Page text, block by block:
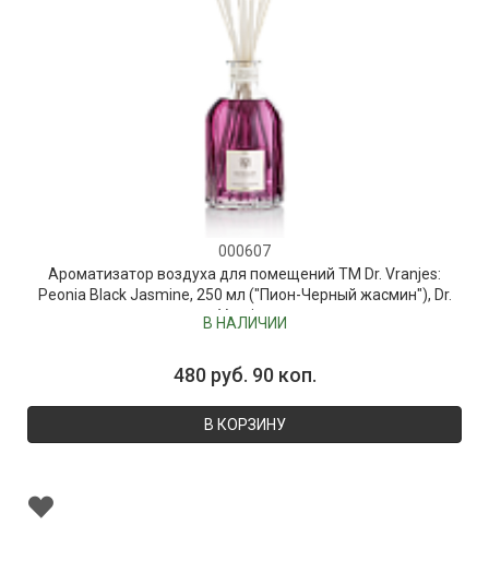
000607
Ароматизатор воздуха для помещений ТМ Dr. Vranjes:
Peonia Black Jasmine, 250 мл ("Пион-Черный жасмин"), Dr.
Vranjes
В НАЛИЧИИ
480 руб. 90 коп.
В КОРЗИНУ